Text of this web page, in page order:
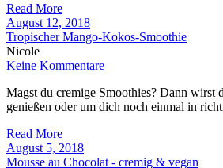
Read More
August 12, 2018
Tropischer Mango-Kokos-Smoothie
Nicole
Keine Kommentare
Magst du cremige Smoothies? Dann wirst
genießen oder um dich noch einmal in
Read More
August 5, 2018
Mousse au Chocolat - cremig & vegan